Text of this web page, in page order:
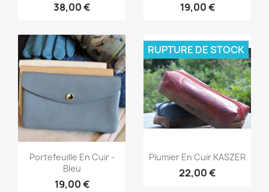
38,00 € 19,00 €
Aperçu rapide
Portefeuille En Cuir -
Bleu
19,00 €
Aperçu rapide
Plumier En Cuir KASZER
22,00 €
RUPTURE DE STOCK